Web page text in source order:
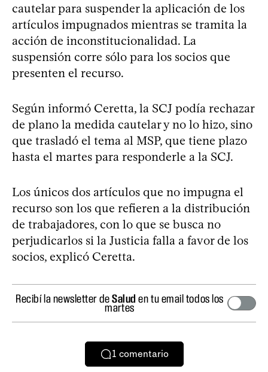
cautelar para suspender la aplicación de los
artículos impugnados mientras se tramita la
acción de inconstitucionalidad. La
suspensión corre sólo para los socios que
presenten el recurso.
Según informó Ceretta, la SCJ podía rechazar
de plano la medida cautelar y no lo hizo, sino
que trasladó el tema al MSP, que tiene plazo
hasta el martes para responderle a la SCJ.
Los únicos dos artículos que no impugna el
recurso son los que refieren a la distribución
de trabajadores, con lo que se busca no
perjudicarlos si la Justicia falla a favor de los
socios, explicó Ceretta.
Recibí la newsletter deSalud en tu email todos los
martes
1 comentario